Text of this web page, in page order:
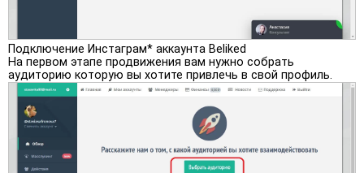
Подключение Инстаграм* аккаунта Beliked
На первом этапе продвижения вам нужно собрать
аудиторию которую вы хотите привлечь в свой профиль.